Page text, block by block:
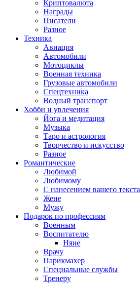
Криптовалюта
Награды
Писатели
Разное
Техника
Авиация
Автомобили
Мотоциклы
Военная техника
Грузовые автомобили
Спецтехника
Водный транспорт
Хобби и увлечения
Йога и медитация
Музыка
Таро и астрология
Творчество и искусство
Разное
Романтические
Любимой
Любимому
С нанесением вашего текста
Жене
Мужу
Подарок по профессиям
Военным
Воспитателю
Няне
Врачу
Парикмахер
Специальные службы
Тренеру